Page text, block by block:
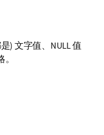
) 文字值、 NULL值